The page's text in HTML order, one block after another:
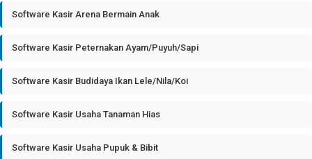
Software Kasir Arena Bermain Anak
Software Kasir Peternakan Ayam/Puyuh/Sapi
Software Kasir Budidaya Ikan Lele/Nila/Koi
Software Kasir Usaha Tanaman Hias
Software Kasir Usaha Pupuk & Bibit